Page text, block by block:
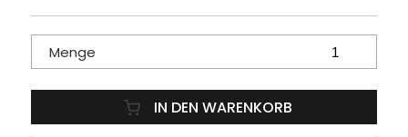
Menge
IN DEN WARENKORB